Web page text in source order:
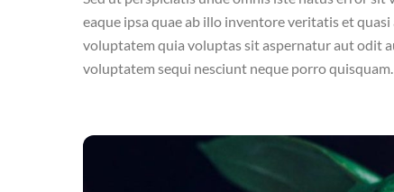
eaque ipsa quae ab illo inventore veritatis et
voluptatem quia voluptas sit aspernatur aut odit
voluptatem sequi nesciunt neque porro quisquam.